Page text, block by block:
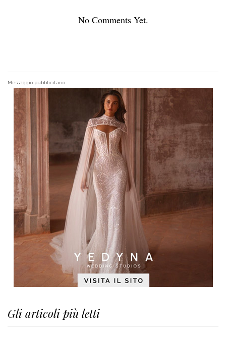
No Comments Yet.
Messaggio pubblicitario
Gli articoli più letti